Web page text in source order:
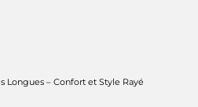
Longues – Confort et Style Rayé